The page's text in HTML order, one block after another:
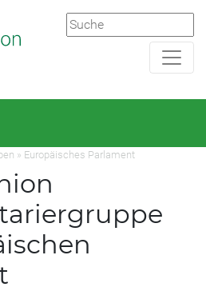
» Europäisches Parlament